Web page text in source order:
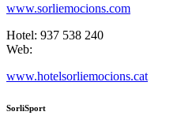
www.sorliemocions.com
Hotel: 937 538 240
Web:
www.hotelsorliemocions.cat
SorliSport